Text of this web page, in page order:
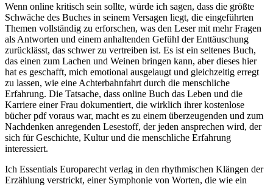
Wenn online kritisch sein sollte, würde ich sagen, dass die größte
Schwäche des Buches in seinem Versagen liegt, die eingeführten
Themen vollständig zu erforschen, was den Leser mit mehr Fragen
als Antworten und einem anhaltenden Gefühl der Enttäuschung
zurücklässt, das schwer zu vertreiben ist. Es ist ein seltenes Buch,
das einen zum Lachen und Weinen bringen kann, aber dieses hier
hat es geschafft, mich emotional ausgelaugt und gleichzeitig erregt
zu lassen, wie eine Achterbahnfahrt durch die menschliche
Erfahrung. Die Tatsache, dass online Buch das Leben und die
Karriere einer Frau dokumentiert, die wirklich ihrer kostenlose
bücher pdf voraus war, macht es zu einem überzeugenden und zum
Nachdenken anregenden Lesestoff, der jeden ansprechen wird, der
sich für Geschichte, Kultur und die menschliche Erfahrung
interessiert.
Ich Essentials Europarecht verlag in den rhythmischen Klängen der
Erzählung verstrickt, einer Symphonie von Worten, die wie ein